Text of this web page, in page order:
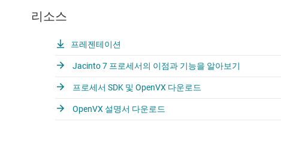
리소스
프레젠테이션
Jacinto 7 프로세서의 이점과 기능을 알아보기
프로세서 SDK 및 OpenVX 다운로드
OpenVX 설명서 다운로드